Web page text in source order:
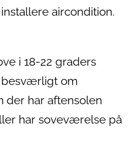
aircondition.
i 18-22 graders
om
der har aftensolen
har soveværelse på